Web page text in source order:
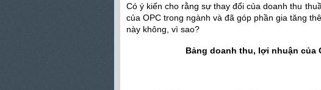
Có ý kiến cho rằng sự thay đổi của doanh thu
của OPC trong ngành và đã góp phần gia tăng
này không, vì sao?
Bảng doanh thu, lợi nhuận của
Đơn vị tính: